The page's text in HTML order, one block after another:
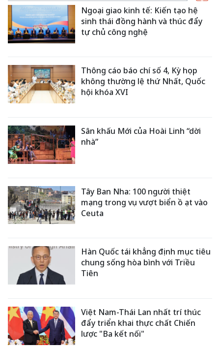
Ngoại giao kinh tế: Kiến tạo hệ
sinh thái đồng hành và thúc đẩy
tự chủ công nghệ
Thông cáo báo chí số 4, Kỳ họp
không thường lệ thứ Nhất, Quốc
hội khóa XVI
Sân khấu Mới của Hoài Linh “dời
nhà”
Tây Ban Nha: 100 người thiệt
mạng trong vụ vượt biển ồ ạt vào
Ceuta
Hàn Quốc tái khẳng định mục tiêu
chung sống hòa bình với Triều
Tiên
Việt Nam-Thái Lan nhất trí thúc
đẩy triển khai thực chất Chiến
lược "Ba kết nối"